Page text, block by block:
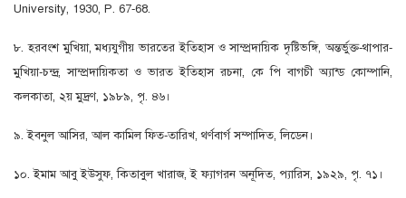
University, 1930, P. 67-68.
৮. হরবংশ মুখিয়া, মধ্যযুগীয় ভারতের ইতিহাস ও সাম্প্রদায়িক দৃষ্টিভঙ্গি, অন্তর্ভুক্ত-থাপার-
মুখিয়া-চন্দ্র, সাম্প্রদায়িকতা ও ভারত ইতিহাস রচনা, কে পি বাগচী অ্যান্ড কোম্পানি,
কলকাতা, ২য় মুদ্রণ, ১৯৮৯, পৃ. ৪৬।
৯. ইবনুল আসির, আল কামিল ফিত-তারিখ, থর্ণবার্গ সম্পাদিত, লিডেন।
১০. ইমাম আবু ইউসুফ, কিতাবুল খারাজ, ই ফ্যাগরন অনূদিত, প্যারিস, ১৯২৯, পৃ. ৭১।